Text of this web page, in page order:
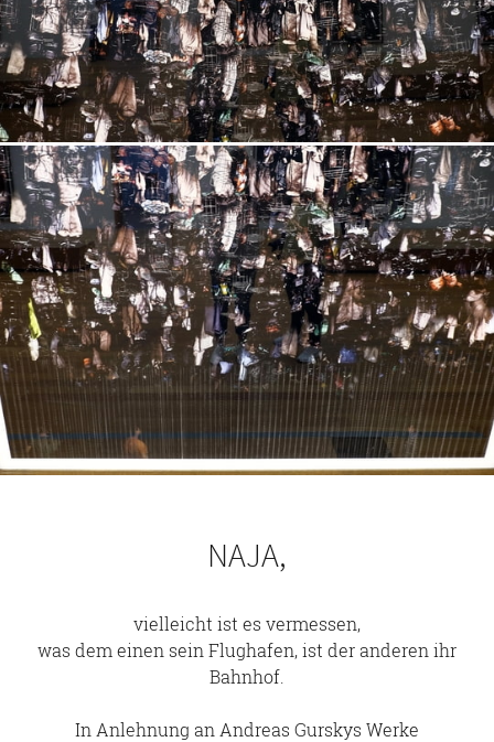
NAJA,
vielleicht ist es vermessen,
was dem einen sein Flughafen, ist der anderen ihr
Bahnhof.
In Anlehnung an Andreas Gurskys Werke